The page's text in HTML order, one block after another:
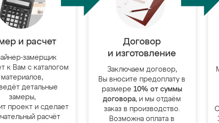
и расчет
замерщик
к Вам с каталогом
материалов,
детальные
замеры,
проект и сделает
расчёт
Договор
и изготовление
Заключаем договор,
Вы вносите предоплату в
размере 10% от суммы
договора, и мы отдаём
заказ в производство.
Возможна оплата в